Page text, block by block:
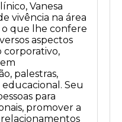
Vanesa
vivência na área
o que lhe confere
aspectos
corporativo,
palestras,
Seu
para
promover a